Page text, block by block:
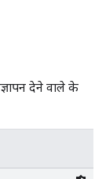
देने वाले के